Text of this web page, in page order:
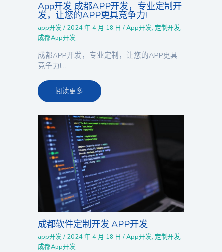
App开发 成都APP开发，专业定制开
发，让您的APP更具竞争力!
app开发 / 2024 年 4 月 18 日/App开发, 定制开发,
成都App开发
成都APP开发，专业定制，让您的APP更具
竞争力!…
阅读更多
成都软件定制开发 APP开发
app开发 / 2024 年 4 月 18 日/App开发, 定制开发,
成都App开发